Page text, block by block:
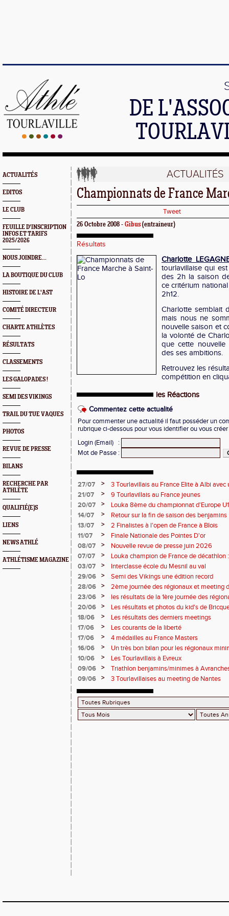
DE
ACTUALITÉS
EDITOS
LE CLUB
FEUILLE D'INSCRIPTION
INFOS ET TARIFS
2025/2026
NOUS JOINDRE...
LA BOUTIQUE DU CLUB
HISTOIRE DE L'AST
COMITÉ DIRECTEUR
CHARTE ATHLÈTES
RÉSULTATS
CLASSEMENTS
LES GALOPADES !
SEMI DES VIKINGS
TRAIL DU TUE VAQUES
PHOTOS
REVUE DE PRESSE
BILANS
RECHERCHE PAR
ATHLÈTE
QUALIFIÉ(E)S
LIENS
NEWS ATHLÉ
ATHLÉTISME MAGAZINE
ACTUALITÉS
Championnats de France
Tweet
26 Octobre 2008 - Gibus(entraineur)
Résultats
Charlotte
tourlavillaise qui
des 2h la saison
ce critérium
2h12.
Charlotte semblait
mais nous ne
nouvelle saison et
la volonté de
que cette
des ses ambitions.
Retrouvez les
compétition en
les Réactions
Commentez cette actualité
Pour commenter une actualité il faut posséder un
rubrique ci-dessous pour vous identifier ou vous
Login (Email)
:
Mot de Passe :
27/07 >
3 Tourlavillais au France Elite à Albi
Juliette
21/07 >
9 Tourlavillais au France jeunes
20/07
>
Louka 8ème du championnat d'Europe
14/07
>
Retour sur la fin de saison des benjamins
13/07
>
2 Finalistes à l'open de France à Blois
11/07
>
Finale Nationale des Pointes D'or
08/07
>
Nouvelle revue de presse juin 2026
07/07
>
Louka champion de France de décathlon
points !
03/07 >
Interclasse école du Mesnil au val
29/06
>
Semi des Vikings une édition record
28/06
>
2ème journée des régionaux et meeting
23/06
>
les résultats de la 1ère journée des
2 titres
20/06 >
Les résultats et photos du kid's de
18/06
>
Les résultats des derniers meetings
17/06
>
Les courants de la liberté
17/06
>
4 médailles au France Masters
16/06
>
Un très bon bilan pour les régionaux
10/06
>
Les Tourlavillais à Evreux
09/06
>
Triathlon benjamins/minimes à
09/06
> 3 Tourlavillaises au meeting de Nantes